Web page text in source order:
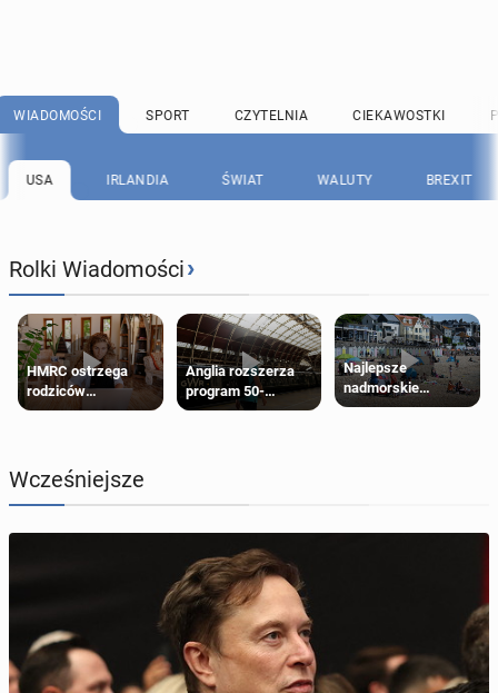
WIADOMOŚCI SPORT CZYTELNIA CIEKAWOSTKI
USA IRLANDIA ŚWIAT WALUTY BREXIT
Rolki Wiadomości›
HMRC ostrzega
rodziców
pobierających Child
zwrotu zasiłku
Anglia rozszerza
program 50-
procentowych
Najlepsze
nadmorskie
miasteczko blisko
Wcześniejsze